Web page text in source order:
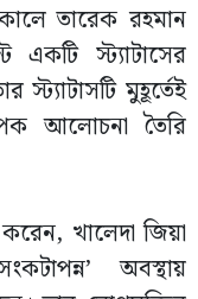
তারেক রহমান
একটি স্ট্যাটাসের
স্ট্যাটাসটি মুহূর্তেই
আলোচনা তৈরি
খালেদা জিয়া
অবস্থায়